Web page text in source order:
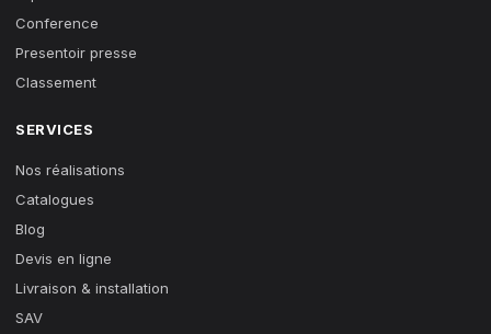
Conference
Presentoir presse
Classement
SERVICES
Nos réalisations
Catalogues
Blog
Devis en ligne
Livraison & installation
SAV